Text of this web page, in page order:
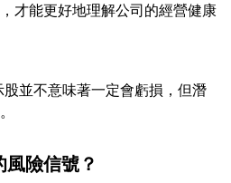
才能更好地理解公司的經營健康
並不意味著一定會虧損，但潛
險信號？